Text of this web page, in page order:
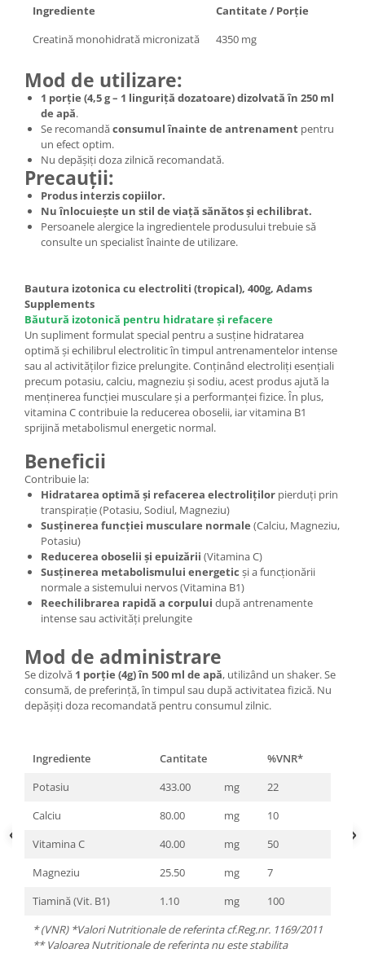
Ingrediente
Cantitate / Porție
Creatină monohidrată micronizată
4350 mg
Mod de utilizare:
1 porție (4,5 g – 1 linguriță dozatoare) dizolvată în 250 ml
de apă.
Se recomandăconsumul înainte de antrenament pentru
un efect optim.
Nu depășiți doza zilnică recomandată.
Precauții:
Produs interzis copiilor.
Nu înlocuiește un stil de viață sănătos și echilibrat.
Persoanele alergice la ingredientele produsului trebuie să
consulte un specialist înainte de utilizare.
Bautura izotonica cu electroliti (tropical), 400g, Adams
Supplements
Băutură izotonică pentru hidratare și refacere
Un supliment formulat special pentru a susține hidratarea
optimă și echilibrul electrolitic în timpul antrenamentelor intense
sau al activităților fizice prelungite. Conținând electroliți esențiali
precum potasiu, calciu, magneziu și sodiu, acest produs ajută la
menținerea funcției musculare și a performanței fizice. În plus,
vitamina C contribuie la reducerea oboselii, iar vitamina B1
sprijină metabolismul energetic normal.
Beneficii
Contribuie la:
Hidratarea optimă și refacerea electroliților pierduți prin
transpirație (Potasiu, Sodiul, Magneziu)
Susținerea funcției musculare normale (Calciu, Magneziu,
Potasiu)
Reducerea oboselii și epuizării (Vitamina C)
Susținerea metabolismului energetic și a funcționării
normale a sistemului nervos (Vitamina B1)
Reechilibrarea rapidă a corpului după antrenamente
intense sau activități prelungite
Mod de administrare
Se dizolvă 1 porție (4g) în 500 ml de apă, utilizând un shaker. Se
consumă, de preferință, în timpul sau după activitatea fizică. Nu
depășiți doza recomandată pentru consumul zilnic.
Ingrediente Cantitate
%VNR*
Potasiu
433.00 mg
22
Calciu
80.00 mg
10
Vitamina C
40.00 mg
50
Magneziu
25.50 mg
7
Tiamină (Vit. B1)
1.10 mg
100
* (VNR) *Valori Nutritionale de referinta cf.Reg.nr. 1169/2011
** Valoarea Nutritionale de referinta nu este stabilita